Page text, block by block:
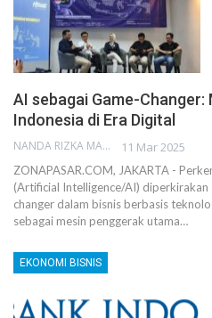
AI sebagai Game-Changer:
Indonesia di Era Digital
NANDA RIZKA MAHENDRA 11 Mar 2025
ZONAPASAR.COM, JAKARTA -
(Artificial Intelligence/AI) diperkirakan
changer dalam bisnis berbasis
sebagai mesin penggerak utama…
EKONOMI BISNIS